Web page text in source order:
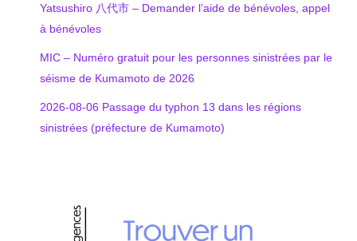
Yatsushiro 八代市 – Demander l’aide de bénévoles, appel
à bénévoles
MIC – Numéro gratuit pour les personnes sinistrées par le
séisme de Kumamoto de 2026
2026-08-06 Passage du typhon 13 dans les régions
sinistrées (préfecture de Kumamoto)